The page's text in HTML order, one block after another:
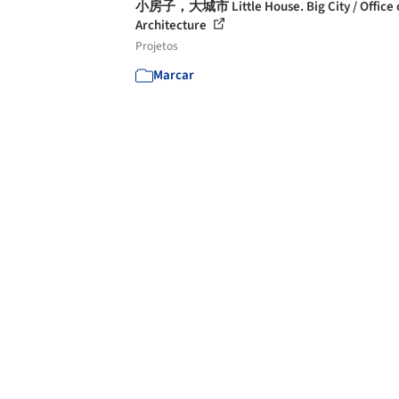
小房子，大城市 Little House. Big City / Office
Architecture
Projetos
Marcar